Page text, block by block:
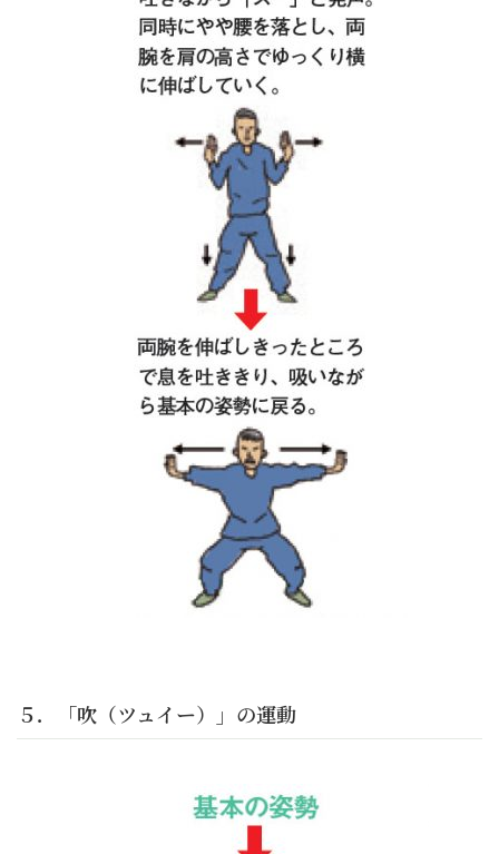
５．「吹（ツュイー）」の運動